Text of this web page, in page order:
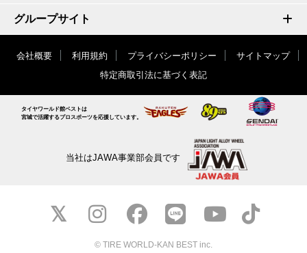
グループサイト
会社概要 利用規約 プライバシーポリシー
サイトマップ
特定商取引法に基づく表記
タイヤワールド館ベストは
宮城で活躍するプロスポーツを応援しています。
当社はJAWA事業部会員です
© TIRE WORLD-KAN BEST inc.